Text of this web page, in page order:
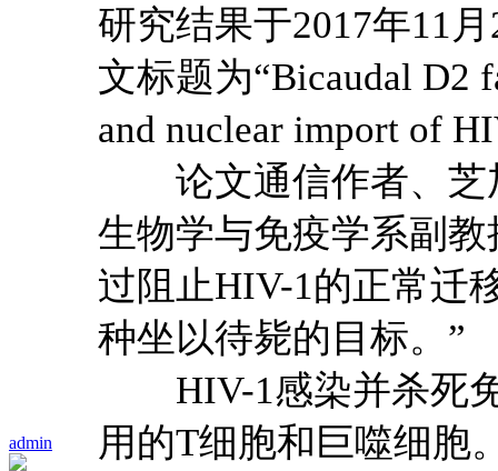
admin
研究结果于2017年11
文标题为“Bicaudal D2
and nuclear import of
论文通信作者、芝
生物学与免疫学系副教
过阻止HIV-1的正常迁
种坐以待毙的目标。”
HIV-1感染并杀死免
用的T细胞和巨噬细胞